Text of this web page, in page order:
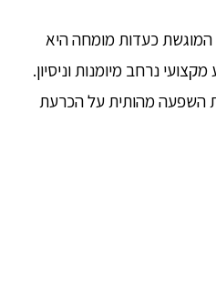
כעדות מומחה היא
נרחב מיומנות וניסיון.
השפעה מהותית על הכרעת